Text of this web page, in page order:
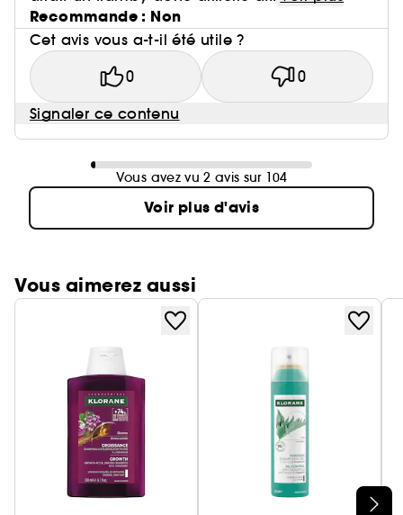
Recommande : Non
Cet avis vous a-t-il été utile ?
0 0
Signaler ce contenu
Vous avez vu 2 avis sur 104
Voir plus d'avis
Vous aimerez aussi
Ignorer le carrousel produits